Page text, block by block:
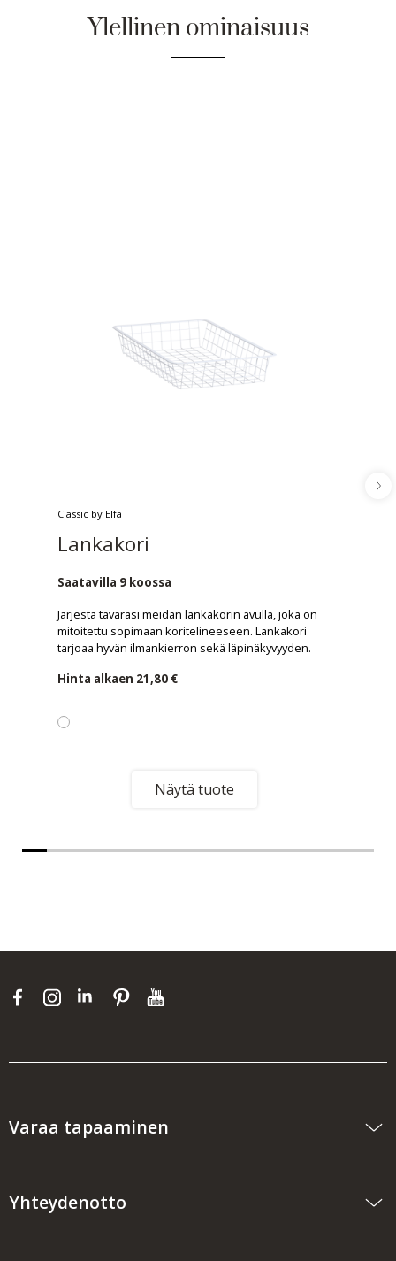
Ylellinen ominaisuus
Classic by Elfa
Lankakori
Saatavilla 9 koossa
Järjestä tavarasi meidän lankakorin avulla, joka on
mitoitettu sopimaan koritelineeseen. Lankakori
tarjoaa hyvän ilmankierron sekä läpinäkyvyyden.
Hinta alkaen 21,80 €
Näytä tuote
Varaa tapaaminen
Yhteydenotto